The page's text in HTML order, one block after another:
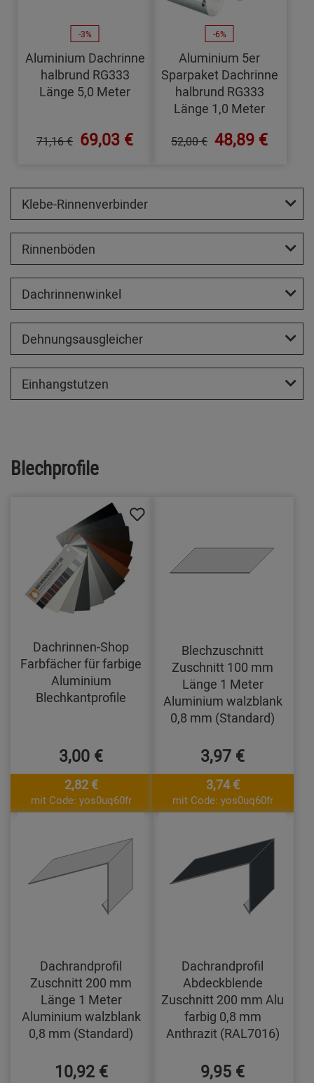
-3%
Aluminium Dachrinne
halbrund RG333
Länge 5,0 Meter
71,16 € 69,03 €
-6%
Aluminium 5er
Sparpaket Dachrinne
halbrund RG333
Länge 1,0 Meter
52,00 € 48,89 €
Klebe-Rinnenverbinder
Rinnenböden
Dachrinnenwinkel
Dehnungsausgleicher
Einhangstutzen
Blechprofile
Dachrinnen-Shop
Farbfächer für farbige
Aluminium
Blechkantprofile
3,00 €
2,82 €
mit Code: yos0uq60fr
Blechzuschnitt
Zuschnitt 100 mm
Länge 1 Meter
Aluminium walzblank
0,8 mm (Standard)
3,97 €
3,74 €
mit Code: yos0uq60fr
Dachrandprofil
Zuschnitt 200 mm
Länge 1 Meter
Aluminium walzblank
0,8 mm (Standard)
10,92 €
Dachrandprofil
Abdeckblende
Zuschnitt 200 mm Alu
farbig 0,8 mm
Anthrazit (RAL7016)
9,95 €